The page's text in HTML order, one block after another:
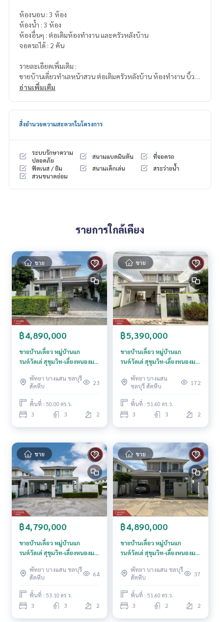
ห้องนอน : 3 ห้อง
ห้องน้ำ : 3 ห้อง
ห้องอื่นๆ : ต่อเติมห้องทำงาน และครัวหลังบ้าน
จอดรถได้ : 2 คัน
รายละเอียดเพิ่มเติม :
ขายบ้านเดี่ยวทำเลหน้าสวน ต่อเติมครัวหลังบ้าน ห้องทำงาน บิ้วอิ
น ติดตั้งระบบโซล่าเซลไว้เรียบร้อย
-แอร์ 6 ตัว
-ตู้เย็น 1 เครื่อง
-เครื่องอบผ้า 1 เครื่อง
-ทีวี 1 เครื่อง
-ชุดรับประทานอาหาร
-บิ้วอินชั้นวางทีวี
-โรงพยาบาลมอบูรพา
อยู่เส้นเลี่ยงหนองมน เดินทางสะดวก เชื่อมต่อถนนมอเตอร์เวย์ สุขุม
วิท และถนนข้าวหลาม
หน้าหมู่บ้านมี7-11 และ Lotus express
ราคา : 7,500,000 บาท
ลิงค์แผนที่ :https://maps.google.com/?q=13.25764483,10
0.94455491
**เรามีบริการจัดสินเชื่อให้ฟรี พร้อมยินดีให้คำปรึกษา มีให้เลือกทุ
กธนาคาร**
**พร้อมอัตราดอกเบี้ยพิเศษ และ วงเงินสูงสุด 90-100% ของราคา
ประเมิน**
สนใจสอบถามข้อมูลเพิ่มเติม หรือ นัดชมบ้านได้ที่
Tel :0868300726
นุ่น (รหัสตัวแทน 7068)
Line ID : anusara.t9999
Callcenter : 02-047-4282
สนใจดูทรัพย์อื่นๆ เพิ่มเติม มากกว่า 3,000 รายการ
www.tb.co.th
The Best Property Agent CO,.LTD. ผู้นำด้านธุรกิจนายหน้า ตัวแ
ทนอสังหาริมทรัพย์ครบวงจร ด้วยความเป็นมืออาชีพ ใช้เทคโนโล
ห้บริการด้าน ซื้อ ขาย เช่า อสังหาริมทรัพย์
อ่านเพิ่มเติม
สิ่งอำนวยความสะดวกในโครงการ
ระบบรักษาความ
ปลอดภัย
สนามแบดมินตัน
ที่จอดรถ
ฟิตเนส / ยิม
สนามเด็กเล่น
สระว่ายน้ำ
สวนขนาดย่อม
รายการใกล้เคียง
ขาย
฿4,890,000
ขายบ้านเดี่ยว หมู่บ้านแก
รนด์วัลเล่ สุขุมวิท-เลี่ยงหนองมน
Nongmon) ชลบุรี
พัทยา บางแสน ชลบุรี
สัตหีบ
23
พื้นที่ : 50.00 ตร.ว.
3 3 2
ขาย
฿5,390,000
ขายบ้านเดี่ยว หมู่บ้านแก
รนด์วัลเล่ สุขุมวิท-เลี่ยงหนองมน
พัทยา บางแสน
ชลบุรี สัตหีบ
172
พื้นที่ : 51.60 ตร.ว.
3 3 2
ขาย
฿4,790,000
ขายบ้านเดี่ยว หมู่บ้านแก
รนด์วัลเล่ สุขุมวิท-เลี่ยงหนองมน
Nongmon) ชลบุรี
พัทยา บางแสน ชลบุรี
สัตหีบ
64
พื้นที่ : 53.10 ตร.ว.
3 3 2
ขาย
฿4,890,000
ขายบ้านเดี่ยว หมู่บ้านแก
รนด์วัลเล่ สุขุมวิท-เลี่ยงหนองมน
Nongmon) ชลบุรี
พัทยา บางแสน ชลบุรี
สัตหีบ
37
พื้นที่ : 51.60 ตร.ว.
3 2 2